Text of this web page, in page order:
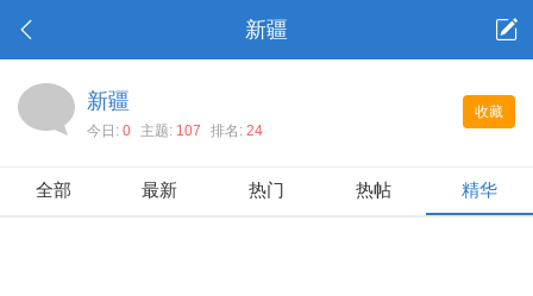
新疆
收藏
新疆
今日: 0 主题: 107 排名: 24
全部 最新 热门 热帖 精华